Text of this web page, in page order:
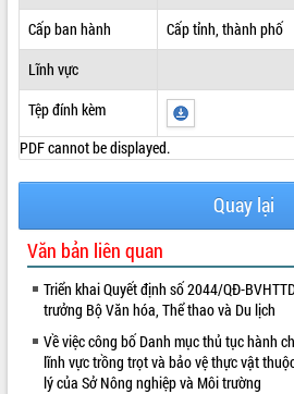
VIDEO
Cấp ban hành
Cấp tỉnh, thành phố
Lĩnh vực
Tệp đính kèm
PDF cannot be displayed.
Quay lại
Văn bản liên quan
Triển khai Quyết định số 2044/QĐ-
trưởng Bộ Văn hóa, Thể thao và Du lịch
Về việc công bố Danh mục thủ tục hành
lĩnh vực trồng trọt và bảo vệ thực vật
lý của Sở Nông nghiệp và Môi trường